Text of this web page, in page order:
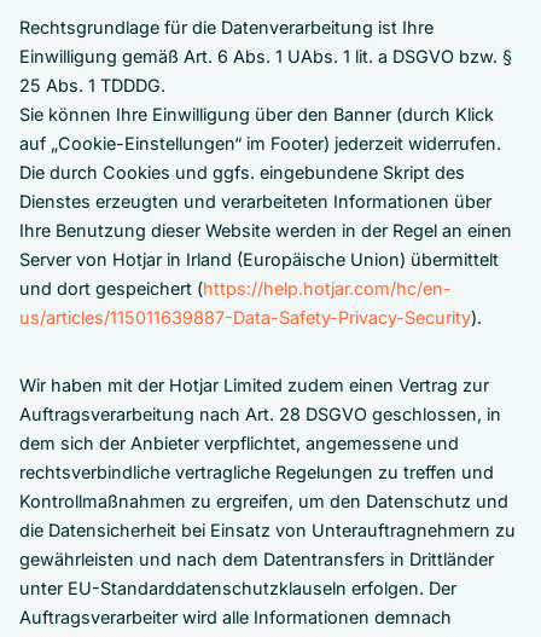
Rechtsgrundlage für die Datenverarbeitung ist Ihre
Einwilligung gemäß Art. 6 Abs. 1 UAbs. 1 lit. a DSGVO bzw. §
25 Abs. 1 TDDDG.
Sie können Ihre Einwilligung über den Banner (durch Klick
auf „Cookie-Einstellungen“ im Footer) jederzeit widerrufen.
Die durch Cookies und ggfs. eingebundene Skript des
Dienstes erzeugten und verarbeiteten Informationen über
Ihre Benutzung dieser Website werden in der Regel an einen
Server von Hotjar in Irland (Europäische Union) übermittelt
und dort gespeichert (https://help.hotjar.com/hc/en-
us/articles/115011639887-Data-Safety-Privacy-Security).
Wir haben mit der Hotjar Limited zudem einen Vertrag zur
Auftragsverarbeitung nach Art. 28 DSGVO geschlossen, in
dem sich der Anbieter verpflichtet, angemessene und
rechtsverbindliche vertragliche Regelungen zu treffen und
Kontrollmaßnahmen zu ergreifen, um den Datenschutz und
die Datensicherheit bei Einsatz von Unterauftragnehmern zu
gewährleisten und nach dem Datentransfers in Drittländer
unter EU-Standarddatenschutzklauseln erfolgen. Der
Auftragsverarbeiter wird alle Informationen demnach